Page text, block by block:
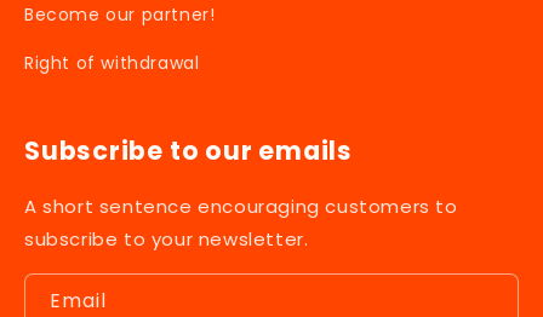
Become our partner!
Right of withdrawal
Subscribe to our emails
A short sentence encouraging customers to
subscribe to your newsletter.
Email